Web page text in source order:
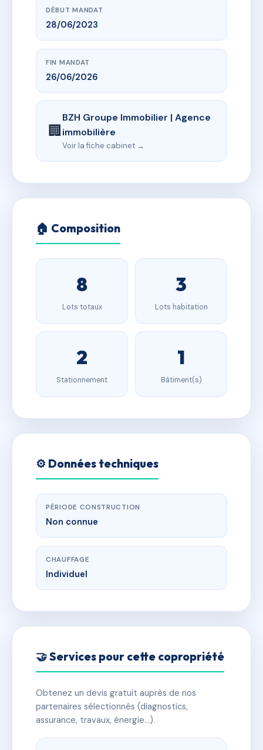
DÉBUT MANDAT
28/06/2023
FIN MANDAT
26/06/2026
🏢
BZH Groupe Immobilier | Agence
immobilière
Voir la fiche cabinet →
🏠 Composition
8
Lots totaux
3
Lots habitation
2
Stationnement
1
Bâtiment(s)
⚙️ Données techniques
PÉRIODE CONSTRUCTION
Non connue
CHAUFFAGE
Individuel
🤝 Services pour cette copropriété
Obtenez un devis gratuit auprès de nos
partenaires sélectionnés (diagnostics,
assurance, travaux, énergie…).